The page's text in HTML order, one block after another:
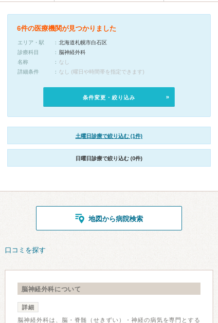
6件の医療機関が見つかりました
エリア・駅
北海道札幌市白石区
診療科目
脳神経外科
名称
なし
詳細条件
なし (曜日や時間帯を指定できます)
条件変更・絞り込み
土曜日診療で絞り込む (1件)
日曜日診療で絞り込む (0件)
地図から病院検索
口コミを探す
脳神経外科について
詳細
脳神経外科は、脳・脊髄（せきずい）・神経の病気を専門とする